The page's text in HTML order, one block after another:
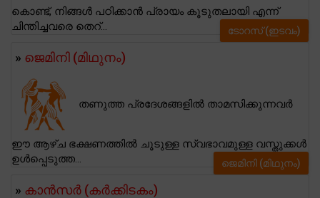
കൊണ്ട്, നിങ്ങൾ പഠിക്കാൻ പ്രായം കൂടുതലായി എന്ന്
ചിന്തിച്ചവരെ തെറ്...
ടോറസ് (ഇടവം)
» ജെമിനി (മിഥുനം)
തണുത്ത പ്രദേശങ്ങളിൽ താമസിക്കുന്നവർ
ഈ ആഴ്ച ഭക്ഷണത്തിൽ ചൂടുള്ള സ്വഭാവമുള്ള വസ്തുക്കൾ
ഉൾപ്പെടുത്ത...
ജെമിനി (മിഥുനം)
» കാന്‍സര്‍ (കര്‍ക്കിടകം)